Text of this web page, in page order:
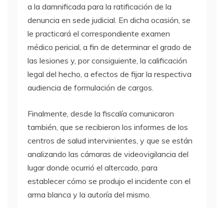
a la damnificada para la ratificación de la
denuncia en sede judicial. En dicha ocasión, se
le practicará el correspondiente examen
médico pericial, a fin de determinar el grado de
las lesiones y, por consiguiente, la calificación
legal del hecho, a efectos de fijar la respectiva
audiencia de formulación de cargos.
Finalmente, desde la fiscalía comunicaron
también, que se recibieron los informes de los
centros de salud intervinientes, y que se están
analizando las cámaras de videovigilancia del
lugar donde ocurrió el altercado, para
establecer cómo se produjo el incidente con el
arma blanca y la autoría del mismo.